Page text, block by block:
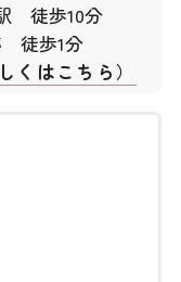
徒歩10分
徒歩1分
くはこちら）